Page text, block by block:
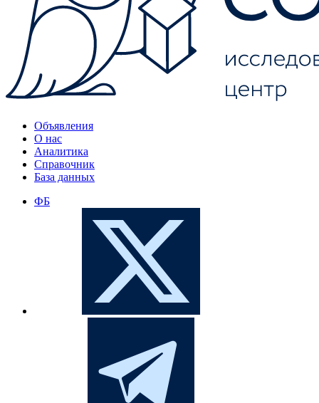
Объявления
О нас
Аналитика
Справочник
База данных
ФБ